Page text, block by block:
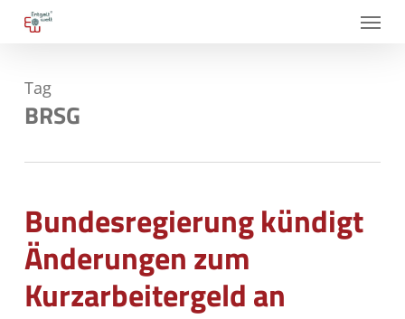
Skip
content
Menu
Tag
BRSG
Bundesregierung kündigt
Änderungen zum
Kurzarbeitergeld an